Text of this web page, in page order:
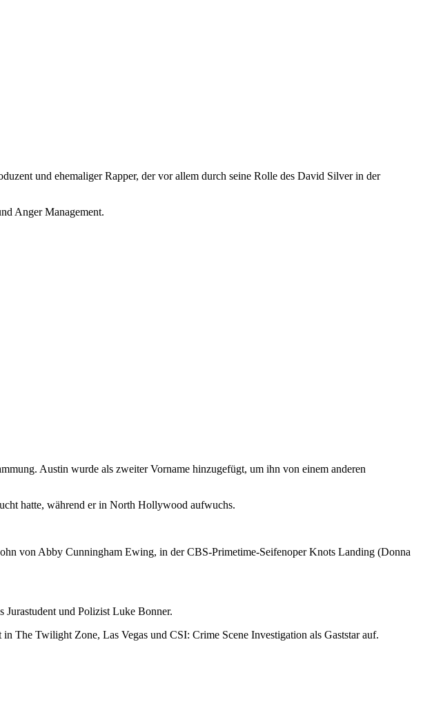
und ehemaliger Rapper, der vor allem durch seine Rolle des David Silver in der
Anger Management.
Austin wurde als zweiter Vorname hinzugefügt, um ihn von einem anderen
hatte, während er in North Hollywood aufwuchs.
von Abby Cunningham Ewing, in der CBS-Primetime-Seifenoper Knots Landing (Donna
Jurastudent und Polizist Luke Bonner.
The Twilight Zone, Las Vegas und CSI: Crime Scene Investigation als Gaststar auf.